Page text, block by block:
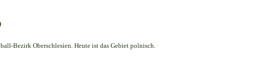
Bezirk Oberschlesien. Heute ist das Gebiet polnisch.